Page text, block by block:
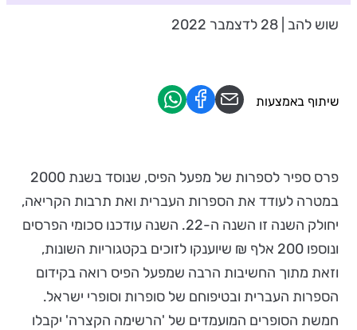
שוש להב | 28 לדצמבר 2022
פרס ספיר לספרות של מפעל הפיס, שנוסד בשנת 2000
במטרה לעודד את הספרות העברית ואת תרבות הקריאה,
יחולק השנה זו השנה ה-22. השנה עודכנו סכומי הפרסים
ונוספו 200 אלף ₪ שיוענקו לזוכים בקטגוריות השונות,
וזאת מתוך החשיבות הרבה שמפעל הפיס רואה בקידום
הספרות העברית ובטיפוחם של סופרות וסופרי ישראל.
חמשת הסופרים המועמדים של 'הרשימה הקצרה' יקבלו
שיתוף באמצעות